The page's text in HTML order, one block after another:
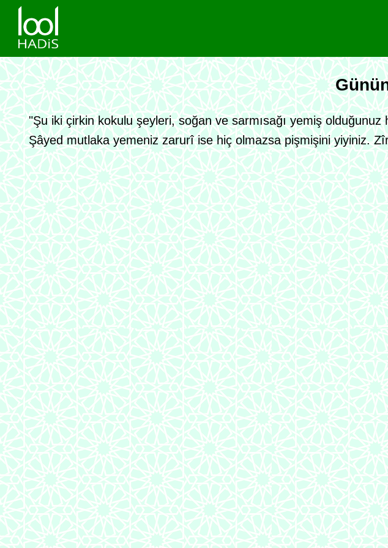
"Şu iki çirkin kokulu şeyleri, soğan ve sarmısağı yemiş
Şâyed mutlaka yemeniz zarurî ise hiç olmazsa pişmişini yiyiniz.